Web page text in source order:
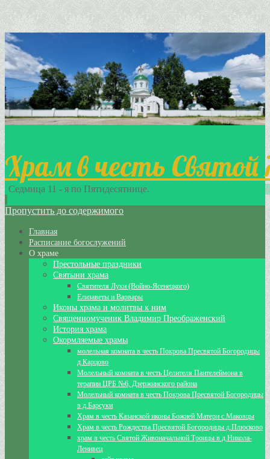
Храм в честь Святой
Седмица 11 - я по Пятидесятнице.
Пропустить до содержимого
Главная
Расписание богослужений
О храме
Престольные праздники
Святыни храма
Святителя Луки (Войно-Ясенецкого)
Елизаветы и Варвары
Иконы храма и молитвы к ним
Священномученик Владимир Преображенский
История храма
Окормляемые храмы
молельная комната в честь Покрова Пресвятой Богородицы
д.Карцово
Молельный комната в честь Целителя Пантелеймона в
терапии ЦРБ №6, Дзержинского района
Молельный комната в честь Покрова Пресвятой Богородицы
в д.Барсуки
Храм в честь Казанской иконы Божией Матери с.Маковцы
Храм в честь Рождества Пресвятой Богородицы д.Плюсково
храм в честь Святой Живоначальной Троицы в д.Никола-
Ленивец